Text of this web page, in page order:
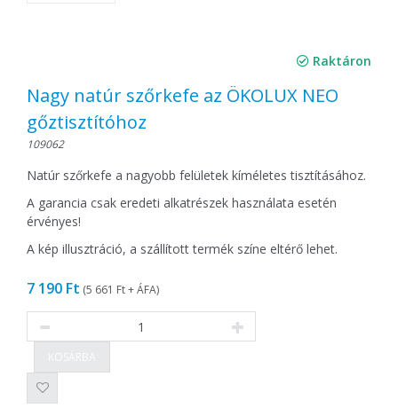
Raktáron
Nagy natúr szőrkefe az ÖKOLUX NEO
gőztisztítóhoz
109062
Natúr szőrkefe a nagyobb felületek kíméletes tisztításához.
A garancia csak eredeti alkatrészek használata esetén
érvényes!
A kép illusztráció, a szállított termék színe eltérő lehet.
7 190 Ft (5 661 Ft+ ÁFA)